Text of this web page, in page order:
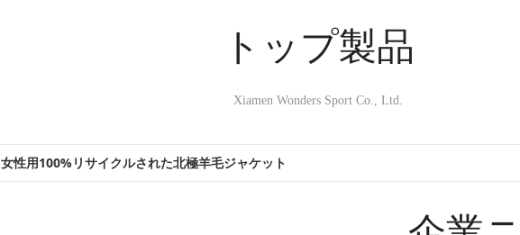
トップ製品
Xiamen Wonders Sport Co., Ltd.
女性用100%リサイクルされた北極羊毛ジャケット